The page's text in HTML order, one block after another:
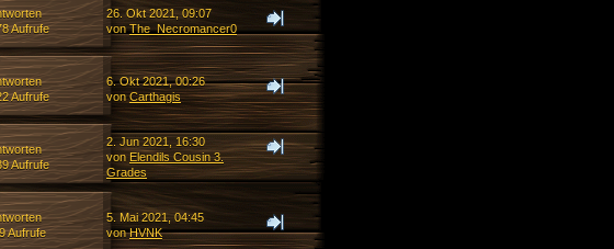
Aufrufe
26. Okt 2021, 09:07
vonThe_Necromancer0
Aufrufe
6. Okt 2021, 00:26
vonCarthagis
Aufrufe
2. Jun 2021, 16:30
von Elendils Cousin 3.
Grades
Aufrufe
5. Mai 2021, 04:45
vonHVNK